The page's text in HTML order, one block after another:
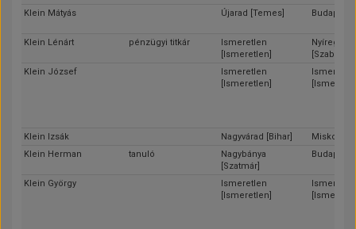
Klein Mátyás Újarad [Temes] Budapest
Klein Lénárt pénzügyi titkár
Ismeretlen
[Ismeretlen]
[Szabolcs]
Klein József
Ismeretlen
[Ismeretlen]
Klein Izsák Nagyvárad [Bihar]
Miskolc
Klein Herman
tanuló
Nagybánya
[Szatmár]
Budapest
Klein György
Ismeretlen
[Ismeretlen]